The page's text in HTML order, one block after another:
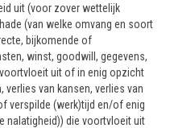
uit (voor zover wettelijk
(van welke omvang en soort
bijkomende of
winst, goodwill, gegevens,
uit of in enig opzicht
van kansen, verlies van
verspilde (werk)tijd en/of enig
nalatigheid)) die voortvloeit uit